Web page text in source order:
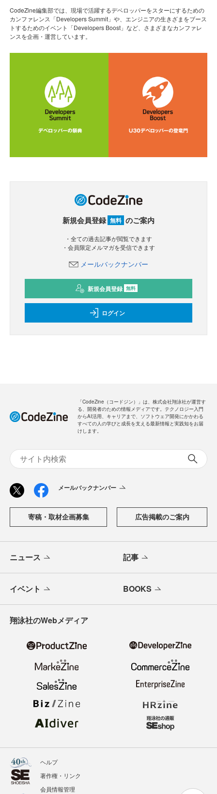
CodeZine編集部では、現場で活躍するデベロッパーをスターにするための
カンファレンス「Developers Summit」や、エンジニアの生きざまをブース
トするためのイベント「Developers Boost」など、さまざまなカンファレ
ンスを企画・運営しています。
新規会員登録 無料 のご案内
・全ての過去記事が閲覧できます
・会員限定メルマガを受信できます
メールバックナンバー
新規会員登録 無料
ログイン
「CodeZine（コードジン）」は、株式会社翔泳社が運営す
る、開発者のための情報メディアです。テクノロジー入門
からAI活用、キャリアまで、ソフトウェア開発にかかわる
すべての人の学びと成長を支える最新情報と実践知をお届
けします。
メールバックナンバー
寄稿・取材企画募集 広告掲載のご案内
ニュース 記事
イベント BOOKS
翔泳社のWebメディア
ヘルプ
著作権・リンク
会員情報管理